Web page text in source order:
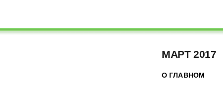
МАРТ 2017
О ГЛАВНОМ